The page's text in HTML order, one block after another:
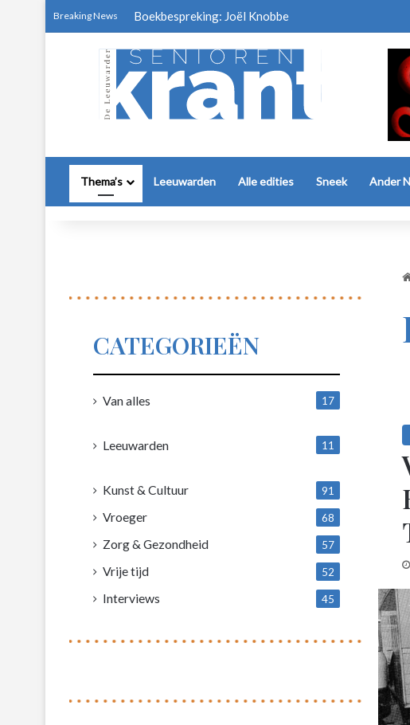
Breaking News Boekbespreking: Joël Knobbe
Thema’s Leeuwarden Alle edities Sneek Ander
CATEGORIEËN
Van alles
17
Leeuwarden
11
Kunst & Cultuur 91
Vroeger 68
Zorg & Gezondheid 57
Vrije tijd 52
Interviews 45